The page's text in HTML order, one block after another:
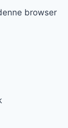
browser